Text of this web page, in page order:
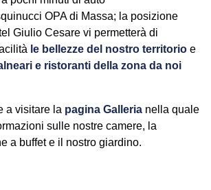
OPA di Massa; la posizione
Giulio Cesare vi permetterà di
le bellezze del nostro territorio e
e ristoranti della zona da noi
a visitare la pagina Galleria nella quale
sulle nostre camere, la
a buffet e il nostro giardino.